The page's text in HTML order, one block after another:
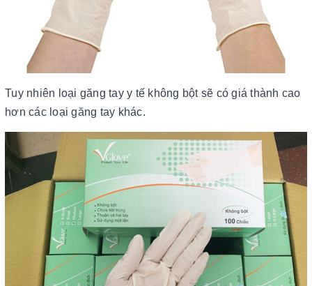
Tuy nhiên loại găng tay y tế không bột sẽ có giá thành cao
hơn các loại găng tay khác.